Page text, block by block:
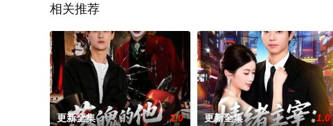
相关推荐
更新全集 2.0 更新全集 1.0